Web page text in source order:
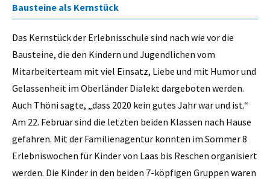
Bausteine als Kernstück
Das Kernstück der Erlebnisschule sind nach wie vor die
Bausteine, die den Kindern und Jugendlichen vom
Mitarbeiterteam mit viel Einsatz, Liebe und mit Humor und
Gelassenheit im Oberländer Dialekt dargeboten werden.
Auch Thöni sagte, „dass 2020 kein gutes Jahr war und ist.“
Am 22. Februar sind die letzten beiden Klassen nach Hause
gefahren. Mit der Familienagentur konnten im Sommer 8
Erlebniswochen für Kinder von Laas bis Reschen organisiert
werden. Die Kinder in den beiden 7-köpfigen Gruppen waren